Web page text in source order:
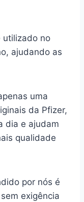
utilizado no
ajudando as
uma
da Pfizer,
dia e ajudam
qualidade
por nós é
exigência